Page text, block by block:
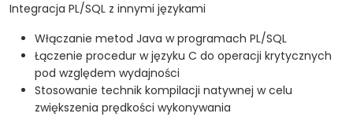
Integracja PL/SQL z innymi językami
Włączanie metod Java w programach PL/SQL
Łączenie procedur w języku C do operacji krytycznych
pod względem wydajności
Stosowanie technik kompilacji natywnej w celu
zwiększenia prędkości wykonywania